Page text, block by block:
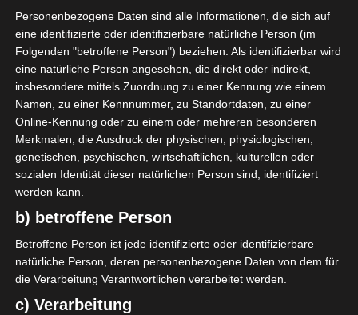
Mein persönliches Highlight dieser Reise.
„Me-Time“
Personenbezogene Daten sind alle Informationen, die sich auf
eine identifizierte oder identifizierbare natürliche Person (im
Folgenden "betroffene Person") beziehen. Als identifizierbar wird
eine natürliche Person angesehen, die direkt oder indirekt,
insbesondere mittels Zuordnung zu einer Kennung wie einem
Namen, zu einer Kennnummer, zu Standortdaten, zu einer
Online-Kennung oder zu einem oder mehreren besonderen
Merkmalen, die Ausdruck der physischen, physiologischen,
genetischen, psychischen, wirtschaftlichen, kulturellen oder
sozialen Identität dieser natürlichen Person sind, identifiziert
werden kann.
b) betroffene Person
Betroffene Person ist jede identifizierte oder identifizierbare
natürliche Person, deren personenbezogene Daten von dem für
die Verarbeitung Verantwortlichen verarbeitet werden.
c) Verarbeitung